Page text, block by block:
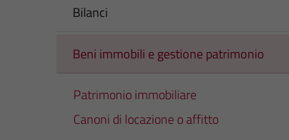
Bilanci
Beni immobili e gestione patrimonio
Patrimonio immobiliare
Canoni di locazione o affitto